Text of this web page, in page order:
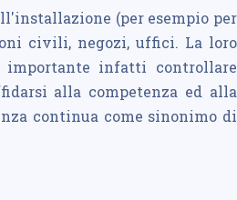
(per esempio per
civili, negozi, uffici. La loro
infatti controllare
alla competenza ed alla
continua come sinonimo di